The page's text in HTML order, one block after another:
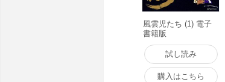
風雲児たち (1) 電子
書籍版
試し読み
購入はこちら